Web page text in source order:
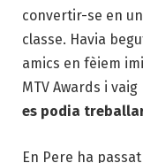
convertir-se en
classe. Havia
amics en fèiem
MTV Awards i
es podia
En Pere ha